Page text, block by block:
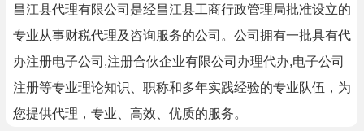
昌江县代理有限公司是经昌江县工商行政管理局批准设立的
专业从事财税代理及咨询服务的公司。公司拥有一批具有代
办注册电子公司,注册合伙企业有限公司办理代办,电子公司
注册等专业理论知识、职称和多年实践经验的专业队伍，为
您提供代理，专业、高效、优质的服务。